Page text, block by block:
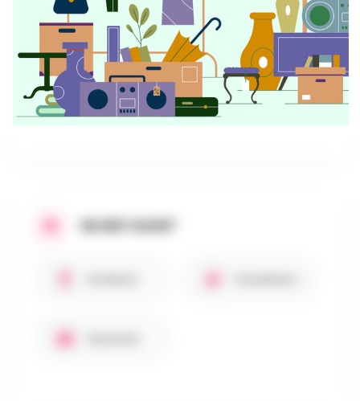
OP HET PROGRAMMA
Gezellige buurtrommelmarkt.
Geen professionele verkopers.
IN HET KORT